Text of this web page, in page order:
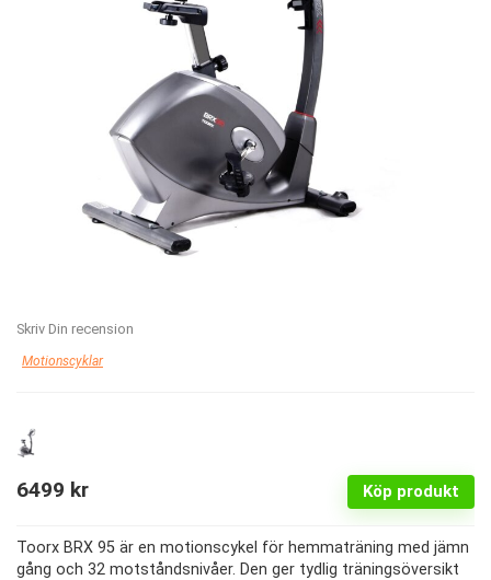
Skriv Din recension
Motionscyklar
Köp produkt
6499 kr
Toorx BRX 95 är en motionscykel för hemmaträning med jämn
gång och 32 motståndsnivåer. Den ger tydlig träningsöversikt